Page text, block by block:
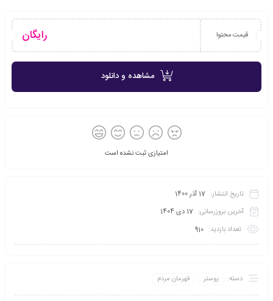
قیمت محتوا رایگان
مشاهده و دانلود
امتیازی ثبت نشده است
تاریخ انتشار: 17 آذر 1400
آخرین بروزرسانی: 17 دی 1404
تعداد بازدید: 910
دسته: پوستر قهرمان مردم